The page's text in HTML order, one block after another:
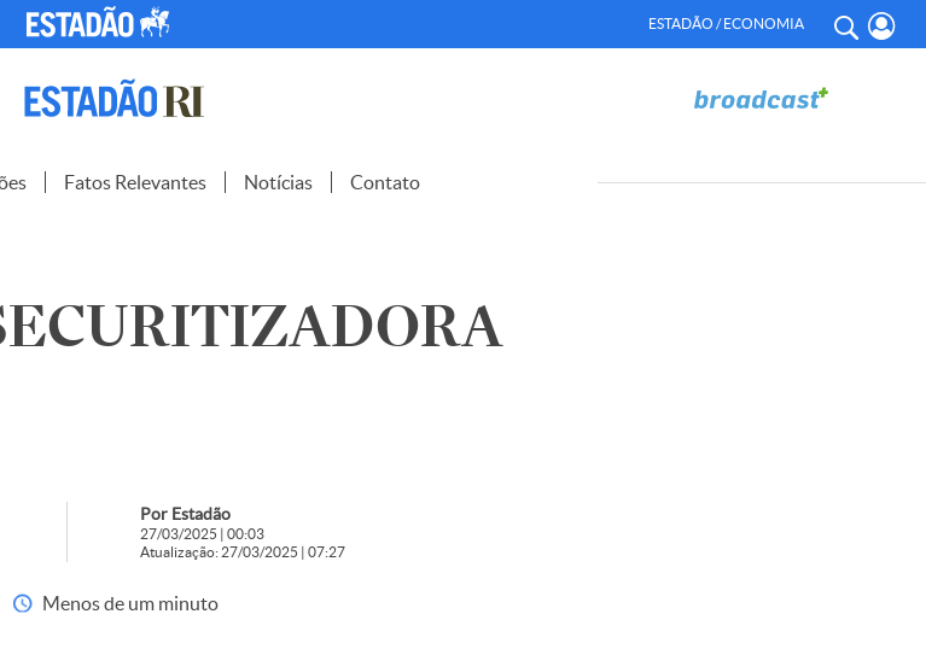
ESTADÃO / ECONOMIA
Fatos Relevantes Notícias Contato
Por Estadão
27/03/2025 | 00:03
Atualização: 27/03/2025 | 07:27
Menos de um minuto